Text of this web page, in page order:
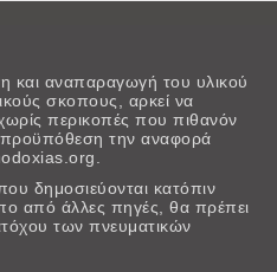
και αναπαραγωγή του υλικού
σκοπους, αρκεί να
περικοπές που πιθανόν
την αναφορά
δημοσιεύονται κατόπιν
από άλλες πηγές, θα πρέπει
των πνευματικών